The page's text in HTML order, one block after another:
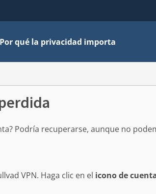
Por qué la privacidad importa
Podría recuperarse, aunque no
VPN. Haga clic en el icono de